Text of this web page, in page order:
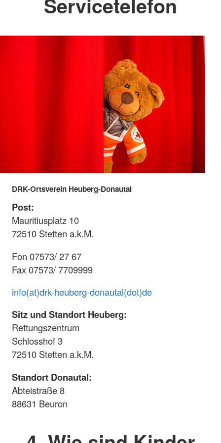
DRK-Ortsverein Heuberg-Donautal
Post:
Mauritiusplatz 10
72510 Stetten a.k.M.
Fon 07573/ 27 67
Fax 07573/ 7709999
info(at)drk-heuberg-donautal(dot)de
Sitz und Standort Heuberg:
Rettungszentrum
Schlosshof 3
72510 Stetten a.k.M.
Standort Donautal:
Abteistraße 8
88631 Beuron